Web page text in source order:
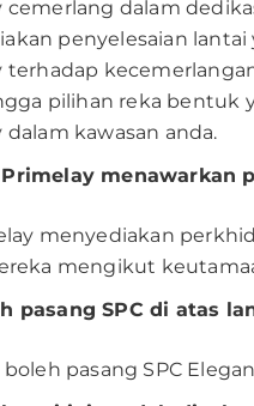
cemerlang dalam
penyelesaian
terhadap
pilihan reka bentuk
dalam kawasan anda.
menawarkan
menyediakan
mengikut
pasang SPC di atas
boleh pasang SPC